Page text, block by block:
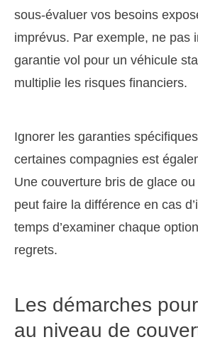
sous-évaluer vos besoins
imprévus. Par exemple, ne pas
garantie vol pour un véhicule
multiplie les risques financiers.
Ignorer les garanties
certaines compagnies est
Une couverture bris de glace
peut faire la différence en cas
temps d’examiner chaque
regrets.
Les démarches
au niveau de